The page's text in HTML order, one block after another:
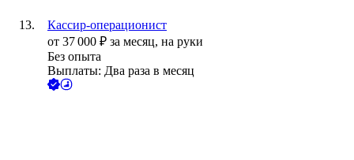
Кассир-операционист
от 37 000 ₽ за месяц, на руки
Без опыта
Выплаты: Два раза в месяц